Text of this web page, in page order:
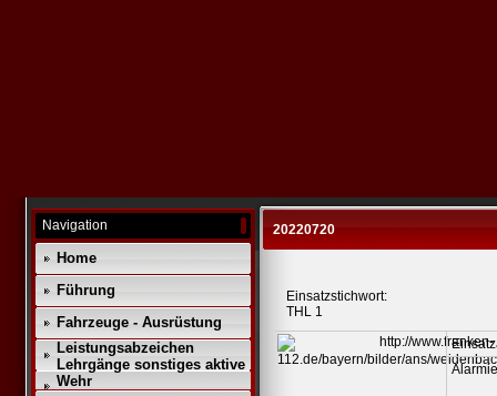
Navigation
Home
Führung
Fahrzeuge - Ausrüstung
Leistungsabzeichen
Lehrgänge sonstiges aktive
Wehr
20220720
Einsatzstichwort:
THL 1